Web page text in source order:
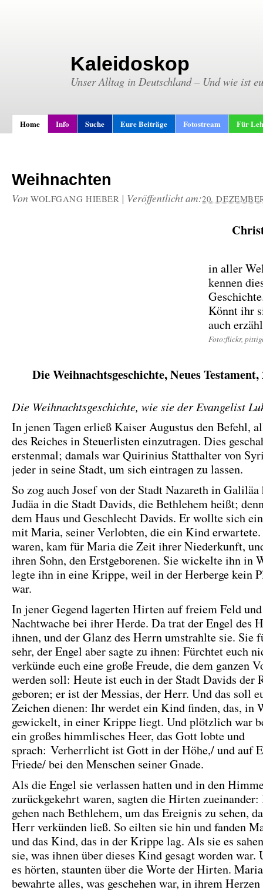
Kaleidoskop
Unser Alltag in Deutschland – Und wie ist
Home Info Suche Eure Beiträge Fotostream Für
Weihnachten
Von WOLFGANG HIEBER | Veröffentlicht am:20.
in aller
kennen
Könnt ihr
auch
Foto:flickr,
Die Weihnachtsgeschichte, Neues Testament,
Die Weihnachtsgeschichte, wie sie der Evangelist
In jenen Tagen erließ Kaiser Augustus den Befehl,
des Reiches in Steuerlisten einzutragen. Dies
erstenmal; damals war Quirinius Statthalter von
jeder in seine Stadt, um sich eintragen zu lassen.
So zog auch Josef von der Stadt Nazareth in
Judäa in die Stadt Davids, die Bethlehem heißt;
dem Haus und Geschlecht Davids. Er wollte sich
mit Maria, seiner Verlobten, die ein Kind
waren, kam für Maria die Zeit ihrer Niederkunft,
ihren Sohn, den Erstgeborenen. Sie wickelte ihn in
legte ihn in eine Krippe, weil in der Herberge kein
war.
In jener Gegend lagerten Hirten auf freiem Feld
Nachtwache bei ihrer Herde. Da trat der Engel des
ihnen, und der Glanz des Herrn umstrahlte sie. Sie
sehr, der Engel aber sagte zu ihnen: Fürchtet euch
verkünde euch eine große Freude, die dem ganzen
werden soll: Heute ist euch in der Stadt Davids der
geboren; er ist der Messias, der Herr. Und das soll
Zeichen dienen: Ihr werdet ein Kind finden, das, in
gewickelt, in einer Krippe liegt. Und plötzlich war
ein großes himmlisches Heer, das Gott lobte und
sprach: Verherrlicht ist Gott in der Höhe,/ und auf
Friede/ bei den Menschen seiner Gnade.
Als die Engel sie verlassen hatten und in den
zurückgekehrt waren, sagten die Hirten
gehen nach Bethlehem, um das Ereignis zu sehen,
Herr verkünden ließ. So eilten sie hin und fanden
und das Kind, das in der Krippe lag. Als sie es
sie, was ihnen über dieses Kind gesagt worden war.
es hörten, staunten über die Worte der Hirten.
bewahrte alles, was geschehen war, in ihrem